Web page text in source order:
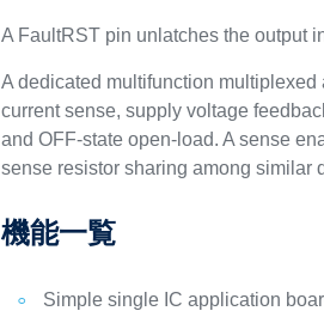
A FaultRST pin unlatches the output
A dedicated multifunction
current sense, supply voltage
and OFF-state open-load. A sense
sense resistor sharing among similar
機能一覧
Simple single IC application